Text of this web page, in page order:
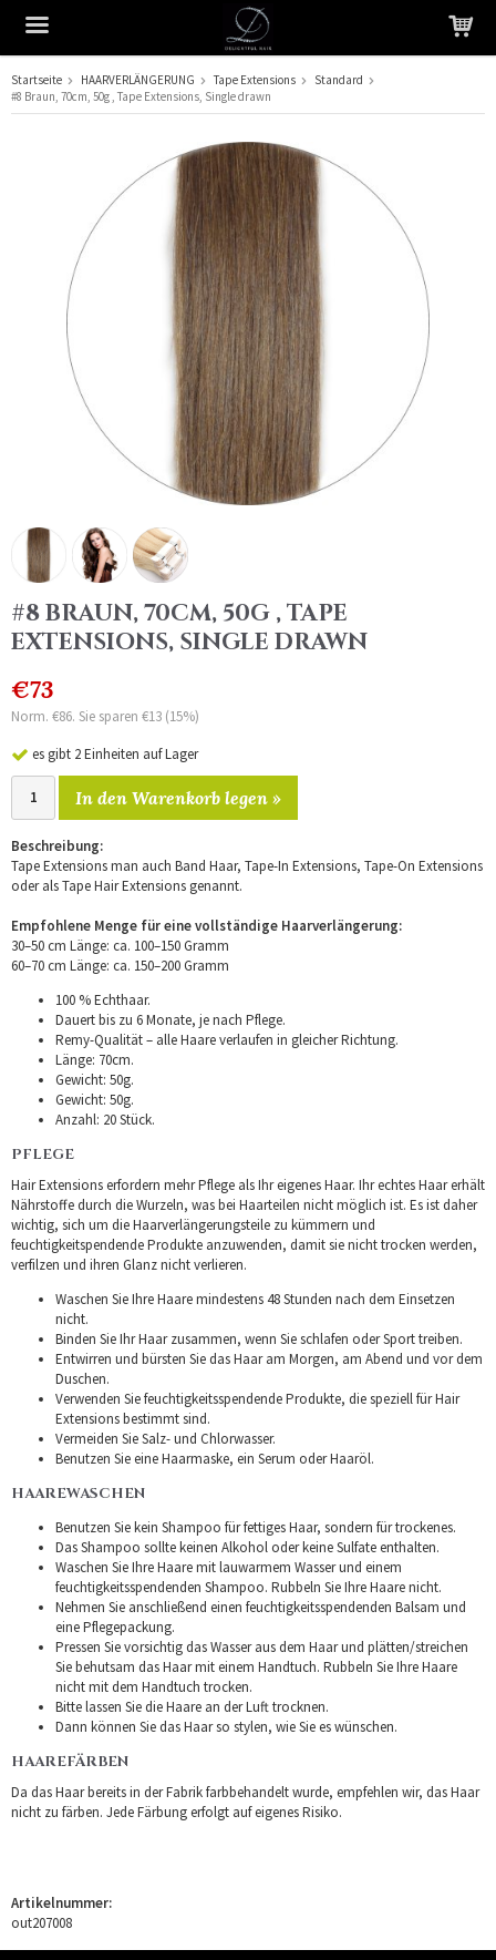
Das Produkt wurde in Ihren Warenkorb gelegt
Startseite HAARVERLÄNGERUNG Tape Extensions
Standard
#8 Braun, 70cm, 50g , Tape Extensions, Single drawn
#8 BRAUN, 70CM, 50G , TAPE
EXTENSIONS, SINGLE DRAWN
€73
Norm. €86. Sie sparen €13 (15%)
es gibt 2 Einheiten auf Lager
In den Warenkorb legen »
Beschreibung:
Tape Extensions man auch Band Haar, Tape-In Extensions, Tape-On Extensions
oder als Tape Hair Extensions genannt.
Empfohlene Menge für eine vollständige Haarverlängerung:
30–50 cm Länge: ca. 100–150 Gramm
60–70 cm Länge: ca. 150–200 Gramm
100 % Echthaar.
Dauert bis zu 6 Monate, je nach Pflege.
Remy-Qualität – alle Haare verlaufen in gleicher Richtung.
Länge: 70cm.
Gewicht: 50g.
Gewicht: 50g.
Anzahl: 20 Stück.
PFLEGE
Hair Extensions erfordern mehr Pflege als Ihr eigenes Haar. Ihr echtes Haar erhält
Nährstoffe durch die Wurzeln, was bei Haarteilen nicht möglich ist. Es ist daher
wichtig, sich um die Haarverlängerungsteile zu kümmern und
feuchtigkeitspendende Produkte anzuwenden, damit sie nicht trocken werden,
verfilzen und ihren Glanz nicht verlieren.
Waschen Sie Ihre Haare mindestens 48 Stunden nach dem Einsetzen
nicht.
Binden Sie Ihr Haar zusammen, wenn Sie schlafen oder Sport treiben.
Entwirren und bürsten Sie das Haar am Morgen, am Abend und vor dem
Duschen.
Verwenden Sie feuchtigkeitsspendende Produkte, die speziell für Hair
Extensions bestimmt sind.
Vermeiden Sie Salz- und Chlorwasser.
Benutzen Sie eine Haarmaske, ein Serum oder Haaröl.
HAAREWASCHEN
Benutzen Sie kein Shampoo für fettiges Haar, sondern für trockenes.
Das Shampoo sollte keinen Alkohol oder keine Sulfate enthalten.
Waschen Sie Ihre Haare mit lauwarmem Wasser und einem
feuchtigkeitsspendenden Shampoo. Rubbeln Sie Ihre Haare nicht.
Nehmen Sie anschließend einen feuchtigkeitsspendenden Balsam und
eine Pflegepackung.
Pressen Sie vorsichtig das Wasser aus dem Haar und plätten/streichen
Sie behutsam das Haar mit einem Handtuch. Rubbeln Sie Ihre Haare
nicht mit dem Handtuch trocken.
Bitte lassen Sie die Haare an der Luft trocknen.
Dann können Sie das Haar so stylen, wie Sie es wünschen.
HAAREFÄRBEN
Da das Haar bereits in der Fabrik farbbehandelt wurde, empfehlen wir, das Haar
nicht zu färben. Jede Färbung erfolgt auf eigenes Risiko.
Artikelnummer:
out207008